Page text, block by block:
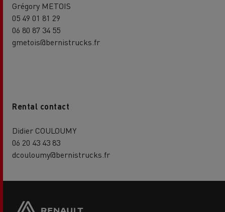
Grégory METOIS
05 49 01 81 29
06 80 87 34 55
gmetois@bernistrucks.fr
Rental contact
Didier COULOUMY
06 20 43 43 83
dcouloumy@bernistrucks.fr